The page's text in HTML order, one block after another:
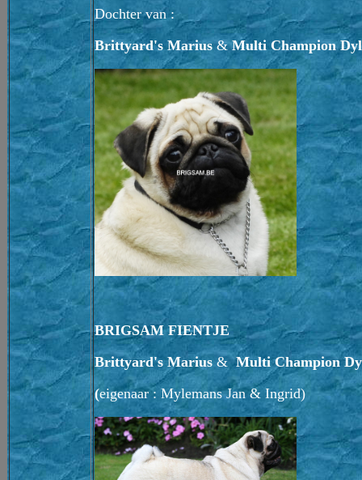
Dochter van :
Brittyard's Marius&Multi Champion
BRIGSAM FIENTJE
Brittyard's Marius&Multi Champion
(eigenaar : Mylemans Jan & Ingrid)